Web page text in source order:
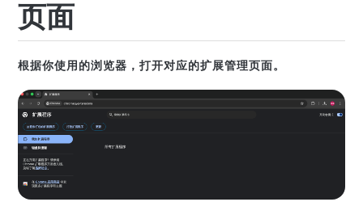
页面
根据你使用的浏览器，打开对应的扩展管理页面。